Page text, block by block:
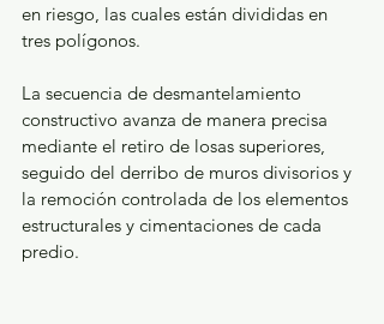
en riesgo, las cuales están divididas en
tres polígonos.
La secuencia de desmantelamiento
constructivo avanza de manera precisa
mediante el retiro de losas superiores,
seguido del derribo de muros divisorios y
la remoción controlada de los elementos
estructurales y cimentaciones de cada
predio.